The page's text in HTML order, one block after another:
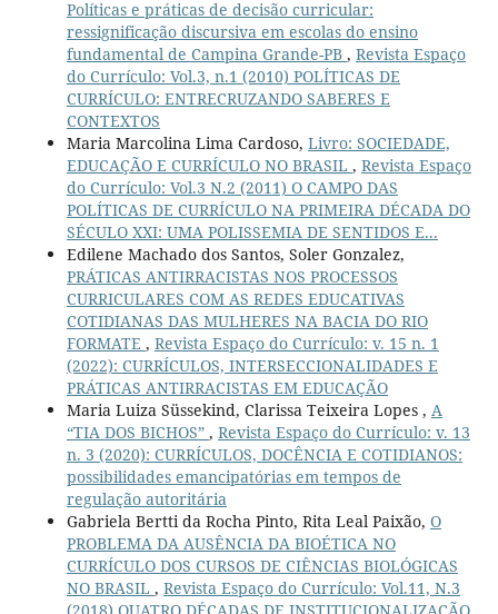
Políticas e práticas de decisão curricular:
ressignificação discursiva em escolas do ensino
fundamental de Campina Grande-PB , Revista Espaço
do Currículo: Vol.3, n.1 (2010) POLÍTICAS DE
CURRÍCULO: ENTRECRUZANDO SABERES E
CONTEXTOS
Maria Marcolina Lima Cardoso, Livro: SOCIEDADE,
EDUCAÇÃO E CURRÍCULO NO BRASIL , Revista Espaço
do Currículo: Vol.3 N.2 (2011) O CAMPO DAS
POLÍTICAS DE CURRÍCULO NA PRIMEIRA DÉCADA DO
SÉCULO XXI: UMA POLISSEMIA DE SENTIDOS E...
Edilene Machado dos Santos, Soler Gonzalez,
PRÁTICAS ANTIRRACISTAS NOS PROCESSOS
CURRICULARES COM AS REDES EDUCATIVAS
COTIDIANAS DAS MULHERES NA BACIA DO RIO
FORMATE , Revista Espaço do Currículo: v. 15 n. 1
(2022): CURRÍCULOS, INTERSECCIONALIDADES E
PRÁTICAS ANTIRRACISTAS EM EDUCAÇÃO
Maria Luiza Süssekind, Clarissa Teixeira Lopes , A
“TIA DOS BICHOS” , Revista Espaço do Currículo: v. 13
n. 3 (2020): CURRÍCULOS, DOCÊNCIA E COTIDIANOS:
possibilidades emancipatórias em tempos de
regulação autoritária
Gabriela Bertti da Rocha Pinto, Rita Leal Paixão, O
PROBLEMA DA AUSÊNCIA DA BIOÉTICA NO
CURRÍCULO DOS CURSOS DE CIÊNCIAS BIOLÓGICAS
NO BRASIL , Revista Espaço do Currículo: Vol.11, N.3